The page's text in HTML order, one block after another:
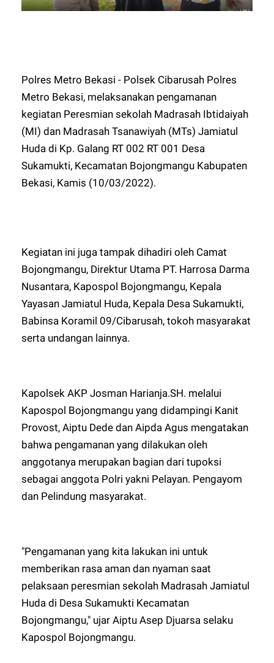
Polres Metro Bekasi - Polsek Cibarusah Polres
Metro Bekasi, melaksanakan pengamanan
kegiatan Peresmian sekolah Madrasah Ibtidaiyah
(MI) dan Madrasah Tsanawiyah (MTs) Jamiatul
Huda di Kp. Galang RT 002 RT 001 Desa
Sukamukti, Kecamatan Bojongmangu Kabupaten
Bekasi, Kamis (10/03/2022).
Kegiatan ini juga tampak dihadiri oleh Camat
Bojongmangu, Direktur Utama PT. Harrosa Darma
Nusantara, Kapospol Bojongmangu, Kepala
Yayasan Jamiatul Huda, Kepala Desa Sukamukti,
Babinsa Koramil 09/Cibarusah, tokoh masyarakat
serta undangan lainnya.
Kapolsek AKP Josman Harianja.SH. melalui
Kapospol Bojongmangu yang didampingi Kanit
Provost, Aiptu Dede dan Aipda Agus mengatakan
bahwa pengamanan yang dilakukan oleh
anggotanya merupakan bagian dari tupoksi
sebagai anggota Polri yakni Pelayan. Pengayom
dan Pelindung masyarakat.
"Pengamanan yang kita lakukan ini untuk
memberikan rasa aman dan nyaman saat
pelaksaan peresmian sekolah Madrasah Jamiatul
Huda di Desa Sukamukti Kecamatan
Bojongmangu," ujar Aiptu Asep Djuarsa selaku
Kapospol Bojongmangu.